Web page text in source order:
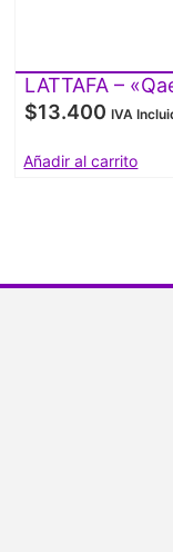
LATTAFA –
$13.400 IVA
Añadir al carrito